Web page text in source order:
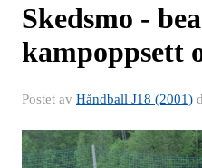
Skedsmo -
kampoppsett
Postet av Håndball J18 (2001)